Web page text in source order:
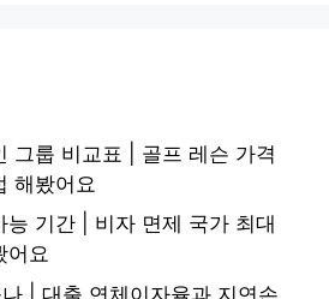
그룹 비교표 | 골프 레슨 가격
해봤어요
능 기간 | 비자 면제 국가 최대
어요
| 대출 연체이자율과 지연손